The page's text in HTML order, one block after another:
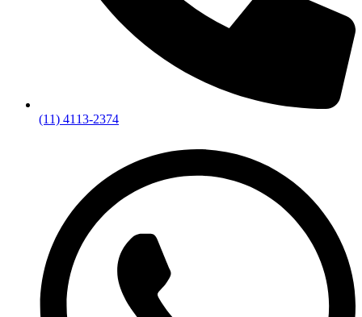
(11) 4113-2374